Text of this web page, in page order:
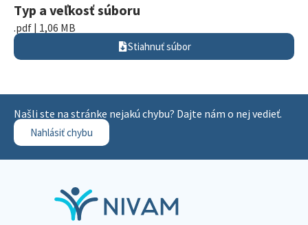
Typ a veľkosť súboru
.pdf | 1,06 MB
Stiahnuť súbor
Našli ste na stránke nejakú chybu? Dajte nám o nej vedieť.
Nahlásiť chybu